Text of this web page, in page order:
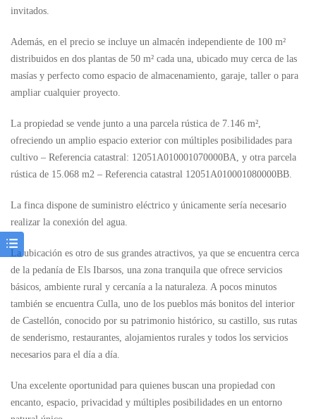
invitados.
Además, en el precio se incluye un almacén independiente de 100 m²
distribuidos en dos plantas de 50 m² cada una, ubicado muy cerca de las
masías y perfecto como espacio de almacenamiento, garaje, taller o para
ampliar cualquier proyecto.
La propiedad se vende junto a una parcela rústica de 7.146 m²,
ofreciendo un amplio espacio exterior con múltiples posibilidades para
cultivo – Referencia catastral: 12051A010001070000BA, y otra parcela
rústica de 15.068 m2 – Referencia catastral 12051A010001080000BB.
La finca dispone de suministro eléctrico y únicamente sería necesario
realizar la conexión del agua.
La ubicación es otro de sus grandes atractivos, ya que se encuentra cerca
de la pedanía de Els Ibarsos , una zona tranquila que ofrece servicios
básicos, ambiente rural y cercanía a la naturaleza. A pocos minutos
también se encuentra Culla , uno de los pueblos más bonitos del interior
de Castellón, conocido por su patrimonio histórico, su castillo, sus rutas
de senderismo, restaurantes, alojamientos rurales y todos los servicios
necesarios para el día a día.
Una excelente oportunidad para quienes buscan una propiedad con
encanto, espacio, privacidad y múltiples posibilidades en un entorno